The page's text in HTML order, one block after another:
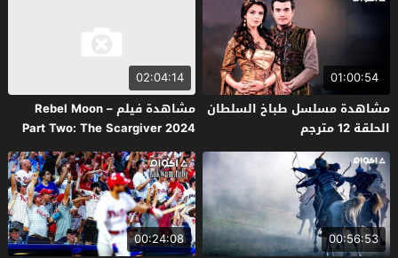
01:00:54
مشاهدة مسلسل طباخ السلطان
الحلقة 12 مترجم
02:04:14
مشاهدة فيلم Rebel Moon –
Part Two: The Scargiver 2024
مترجم
00:56:53
00:24:08